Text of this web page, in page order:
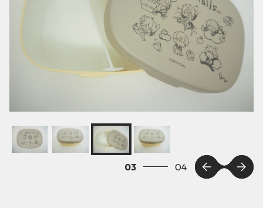
03 04